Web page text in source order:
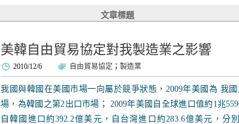
文章標題
美韓自由貿易協定對我製造業之影響
2010/12/6 自由貿易協定 ； 製造業
我國與韓國在美國市場一向屬於競爭狀態，2009年美國為 我
場，為韓國之第2出口市場； 2009年美國自全球進口值約1兆
自韓國進口約392.2億美元，自台灣進口約283.6億美元，分